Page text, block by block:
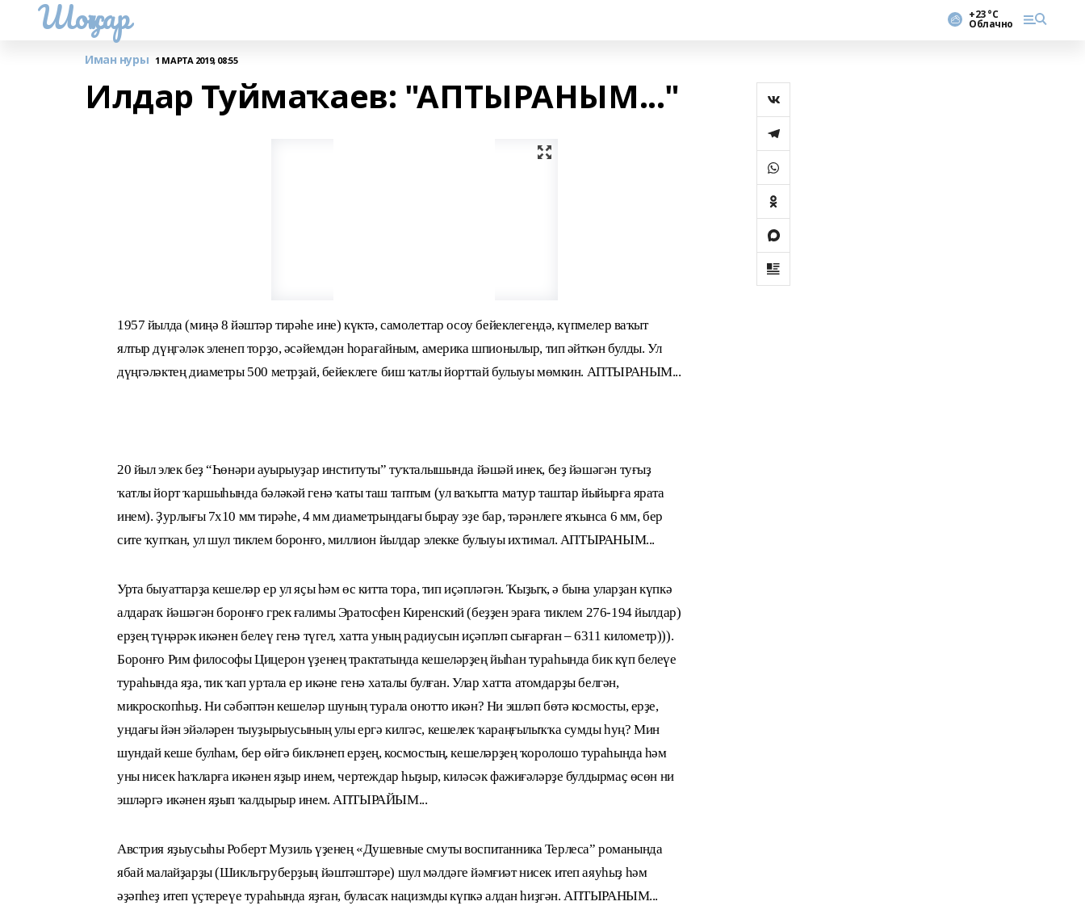
Шоңҡар +23 °С
Облачно
Иман нуры 1 МАРТА 2019, 08:55
Илдар Туймаҡаев: "АПТЫРАНЫМ..."
1957 йылда (миңә 8 йәштәр тирәһе ине) күктә, самолеттар осоу бейеклегендә, күпмелер ваҡыт
ялтыр дүңгәләк эленеп торҙо, әсәйемдән һорағайным, америка шпионылыр, тип әйткән булды. Ул
дүңгәләктең диаметры 500 метрҙай, бейеклеге биш ҡатлы йорттай булыуы мөмкин. АПТЫРАНЫМ...
20 йыл элек беҙ “Һөнәри ауырыуҙар институты” туҡталышында йәшәй инек, беҙ йәшәгән туғыҙ
ҡатлы йорт ҡаршыһында бәләкәй генә ҡаты таш таптым (ул ваҡытта матур таштар йыйырға ярата
инем). Ҙурлығы 7х10 мм тирәһе, 4 мм диаметрындағы бырау эҙе бар, тәрәнлеге яҡынса 6 мм, бер
сите ҡупҡан, ул шул тиклем боронғо, миллион йылдар элекке булыуы ихтимал. АПТЫРАНЫМ...
Урта быуаттарҙа кешеләр ер ул яҫы һәм өс китта тора, тип иҫәпләгән. Ҡыҙыҡ, ә бына уларҙан күпкә
алдараҡ йәшәгән боронғо грек ғалимы Эратосфен Киренский (беҙҙен эраға тиклем 276-194 йылдар)
ерҙең түңәрәк икәнен белеү генә түгел, хатта уның радиусын иҫәпләп сығарған – 6311 километр))).
Боронғо Рим философы Цицерон үҙенең трактатында кешеләрҙең йыһан тураһында бик күп белеүе
тураһында яҙа, тик ҡап уртала ер икәне генә хаталы булған. Улар хатта атомдарҙы белгән,
микроскопһыҙ. Ни сәбәптән кешеләр шуның турала онотто икән? Ни эшләп бөтә космосты, ерҙе,
ундағы йән эйәләрен тыуҙырыусының улы ергә килгәс, кешелек ҡараңғылыҡҡа сумды һуң? Мин
шундай кеше булһам, бер өйгә бикләнеп ерҙең, космостың, кешеләрҙең ҡоролошо тураһында һәм
уны нисек һаҡларға икәнен яҙыр инем, чертеждар һыҙыр, киләсәк фажиғәләрҙе булдырмаҫ өсөн ни
эшләргә икәнен яҙып ҡалдырыр инем. АПТЫРАЙЫМ...
Австрия яҙыусыһы Роберт Музиль үҙенең «Душевные смуты воспитанника Терлеса” романында
ябай малайҙарҙы (Шикльгруберҙың йәштәштәре) шул мәлдәге йәмғиәт нисек итеп аяуһыҙ һәм
әҙәпһеҙ итеп үҫтереүе тураһында яҙған, буласаҡ нацизмды күпкә алдан һиҙгән. АПТЫРАНЫМ...